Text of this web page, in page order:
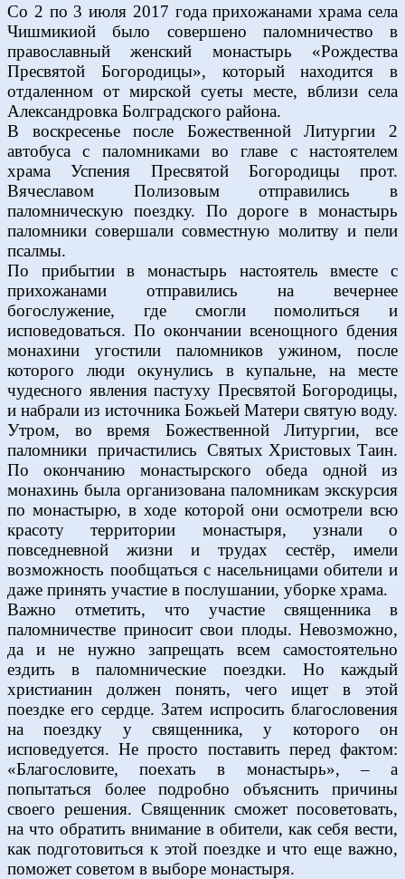
Со 2 по 3 июля 2017 года прихожанами храма села
Чишмикиой было совершено паломничество в
православный женский монастырь «Рождества
Пресвятой Богородицы», который находится в
отдаленном от мирской суеты месте, вблизи села
Александровка Болградского района.
В воскресенье после Божественной Литургии 2
автобуса с паломниками во главе с настоятелем
храма Успения Пресвятой Богородицы прот.
Вячеславом Полизовым отправились в
паломническую поездку. По дороге в монастырь
паломники совершали совместную молитву и пели
псалмы.
По прибытии в монастырь настоятель вместе с
прихожанами отправились на вечернее
богослужение, где смогли помолиться и
исповедоваться. По окончании всенощного бдения
монахини угостили паломников ужином, после
которого люди окунулись в купальне, на месте
чудесного явления пастуху Пресвятой Богородицы,
и набрали из источника Божьей Матери святую воду.
Утром, во время Божественной Литургии, все
паломники причастились Святых Христовых Таин.
По окончанию монастырского обеда одной из
монахинь была организована паломникам экскурсия
по монастырю, в ходе которой они осмотрели всю
красоту территории монастыря, узнали о
повседневной жизни и трудах сестёр, имели
возможность пообщаться с насельницами обители и
даже принять участие в послушании, уборке храма.
Важно отметить, что участие священника в
паломничестве приносит свои плоды. Невозможно,
да и не нужно запрещать всем самостоятельно
ездить в паломнические поездки. Но каждый
христианин должен понять, чего ищет в этой
поездке его сердце. Затем испросить благословения
на поездку у священника, у которого он
исповедуется. Не просто поставить перед фактом:
«Благословите, поехать в монастырь», – а
попытаться более подробно объяснить причины
своего решения. Священник сможет посоветовать,
на что обратить внимание в обители, как себя вести,
как подготовиться к этой поездке и что еще важно,
поможет советом в выборе монастыря.